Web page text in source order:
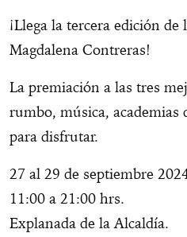
¡Llega la tercera edición de
Magdalena Contreras!
La premiación a las tres
rumbo, música, academias
para disfrutar.
27 al 29 de septiembre
11:00 a 21:00 hrs.
Explanada de la Alcaldía.